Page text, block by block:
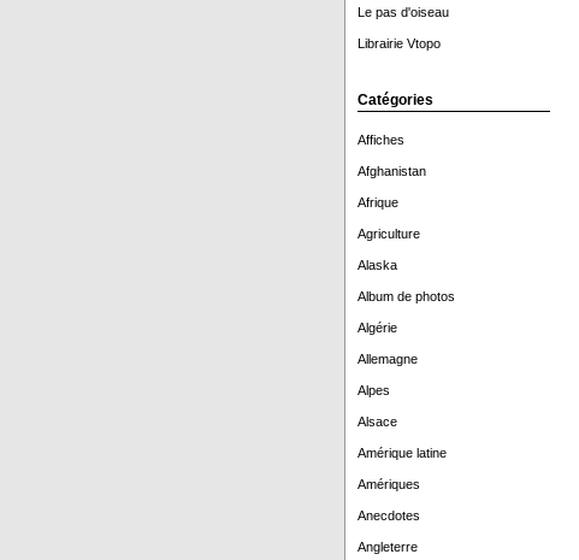
Le pas d'oiseau
Librairie Vtopo
Catégories
Affiches
Afghanistan
Afrique
Agriculture
Alaska
Album de photos
Algérie
Allemagne
Alpes
Alsace
Amérique latine
Amériques
Anecdotes
Angleterre